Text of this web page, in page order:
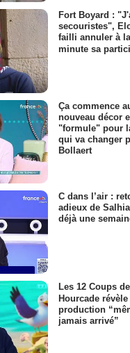
Fort Boyard :
secouristes",
failli annuler à
minute sa
Ça commence
nouveau décor
"formule" pour
qui va changer
Bollaert
C dans l’air :
adieux de
déjà une
Les 12 Coups
Hourcade
production
jamais arrivé”